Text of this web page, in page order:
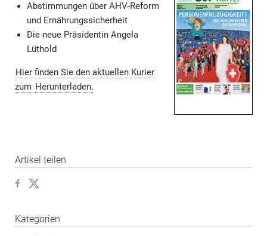
Abstimmungen über AHV-Reform
und Ernährungssicherheit
Die neue Präsidentin Angela
Lüthold
Hier finden Sie den aktuellen Kurier
zum Herunterladen.
Artikel teilen
Kategorien